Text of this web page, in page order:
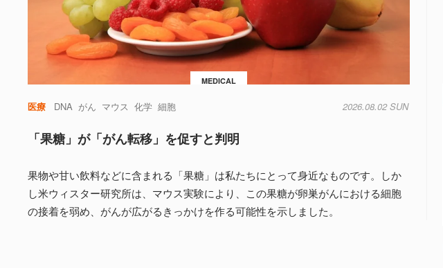
MEDICAL
医療 DNA がん マウス 化学 細胞 2026.08.02 SUN
「果糖」が「がん転移」を促すと判明
果物や甘い飲料などに含まれる「果糖」は私たちにとって身近なものです。しか
し米ウィスター研究所は、マウス実験により、この果糖が卵巣がんにおける細胞
の接着を弱め、がんが広がるきっかけを作る可能性を示しました。